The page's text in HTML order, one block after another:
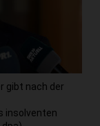
gibt nach der
insolventen